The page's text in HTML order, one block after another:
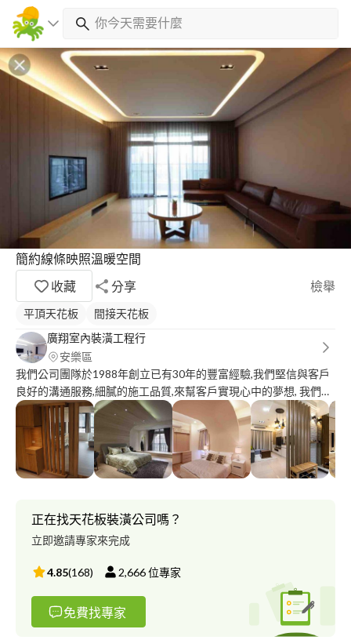
簡約線條映照溫暖空間
收藏
分享 檢舉
平頂天花板
間接天花板
廣翔室內裝潢工程行
安樂區
我們公司團隊於1988年創立已有30年的豐富經驗,我們堅信與客戶
良好的溝通服務,細膩的施工品質,來幫客戶實現心中的夢想, 我們對
施工與材料品質的嚴格把關與自我要求 服務態度更是讓客戶放心,
在有限的空間兼具多功能收納及風格搭配,規劃出適合您的住宅空
間動線與格局,營造出獨一無二專屬您的居家風貌
正在找天花板裝潢公司嗎？
立即邀請專家來完成
4.85(168) 2,666位專家
免費找專家